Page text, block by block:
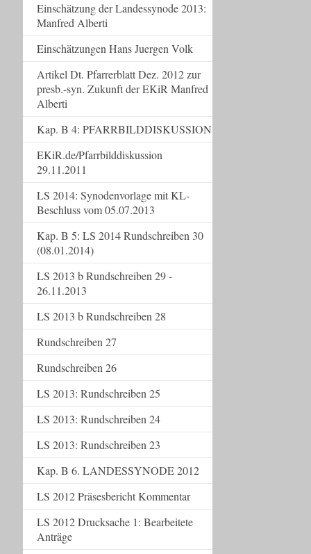
Einschätzung der Landessynode 2013:
Manfred Alberti
Einschätzungen Hans Juergen Volk
Artikel Dt. Pfarrerblatt Dez. 2012 zur
presb.-syn. Zukunft der EKiR Manfred
Alberti
Kap. B 4: PFARRBILDDISKUSSION
EKiR.de/Pfarrbilddiskussion
29.11.2011
LS 2014: Synodenvorlage mit KL-
Beschluss vom 05.07.2013
Kap. B 5: LS 2014 Rundschreiben 30
(08.01.2014)
LS 2013 b Rundschreiben 29 -
26.11.2013
LS 2013 b Rundschreiben 28
Rundschreiben 27
Rundschreiben 26
LS 2013: Rundschreiben 25
LS 2013: Rundschreiben 24
LS 2013: Rundschreiben 23
Kap. B 6. LANDESSYNODE 2012
LS 2012 Präsesbericht Kommentar
LS 2012 Drucksache 1: Bearbeitete
Anträge